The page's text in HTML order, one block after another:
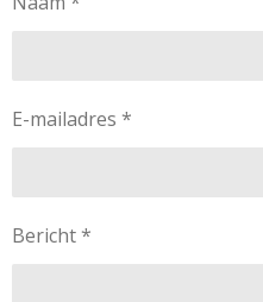
E-mailadres *
Bericht *